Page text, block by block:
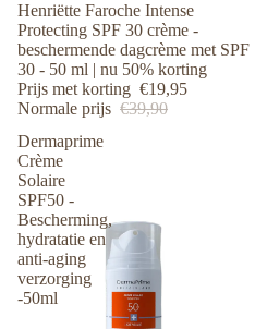
Aanbieding
Henriëtte Faroche Intense
Protecting SPF 30 crème -
beschermende dagcrème met SPF
30 - 50 ml | nu 50% korting
Prijs met korting €19,95
Normale prijs €39,90
Dermaprime
Crème
Solaire
SPF50 -
Bescherming,
hydratatie en
anti-aging
verzorging
-50ml